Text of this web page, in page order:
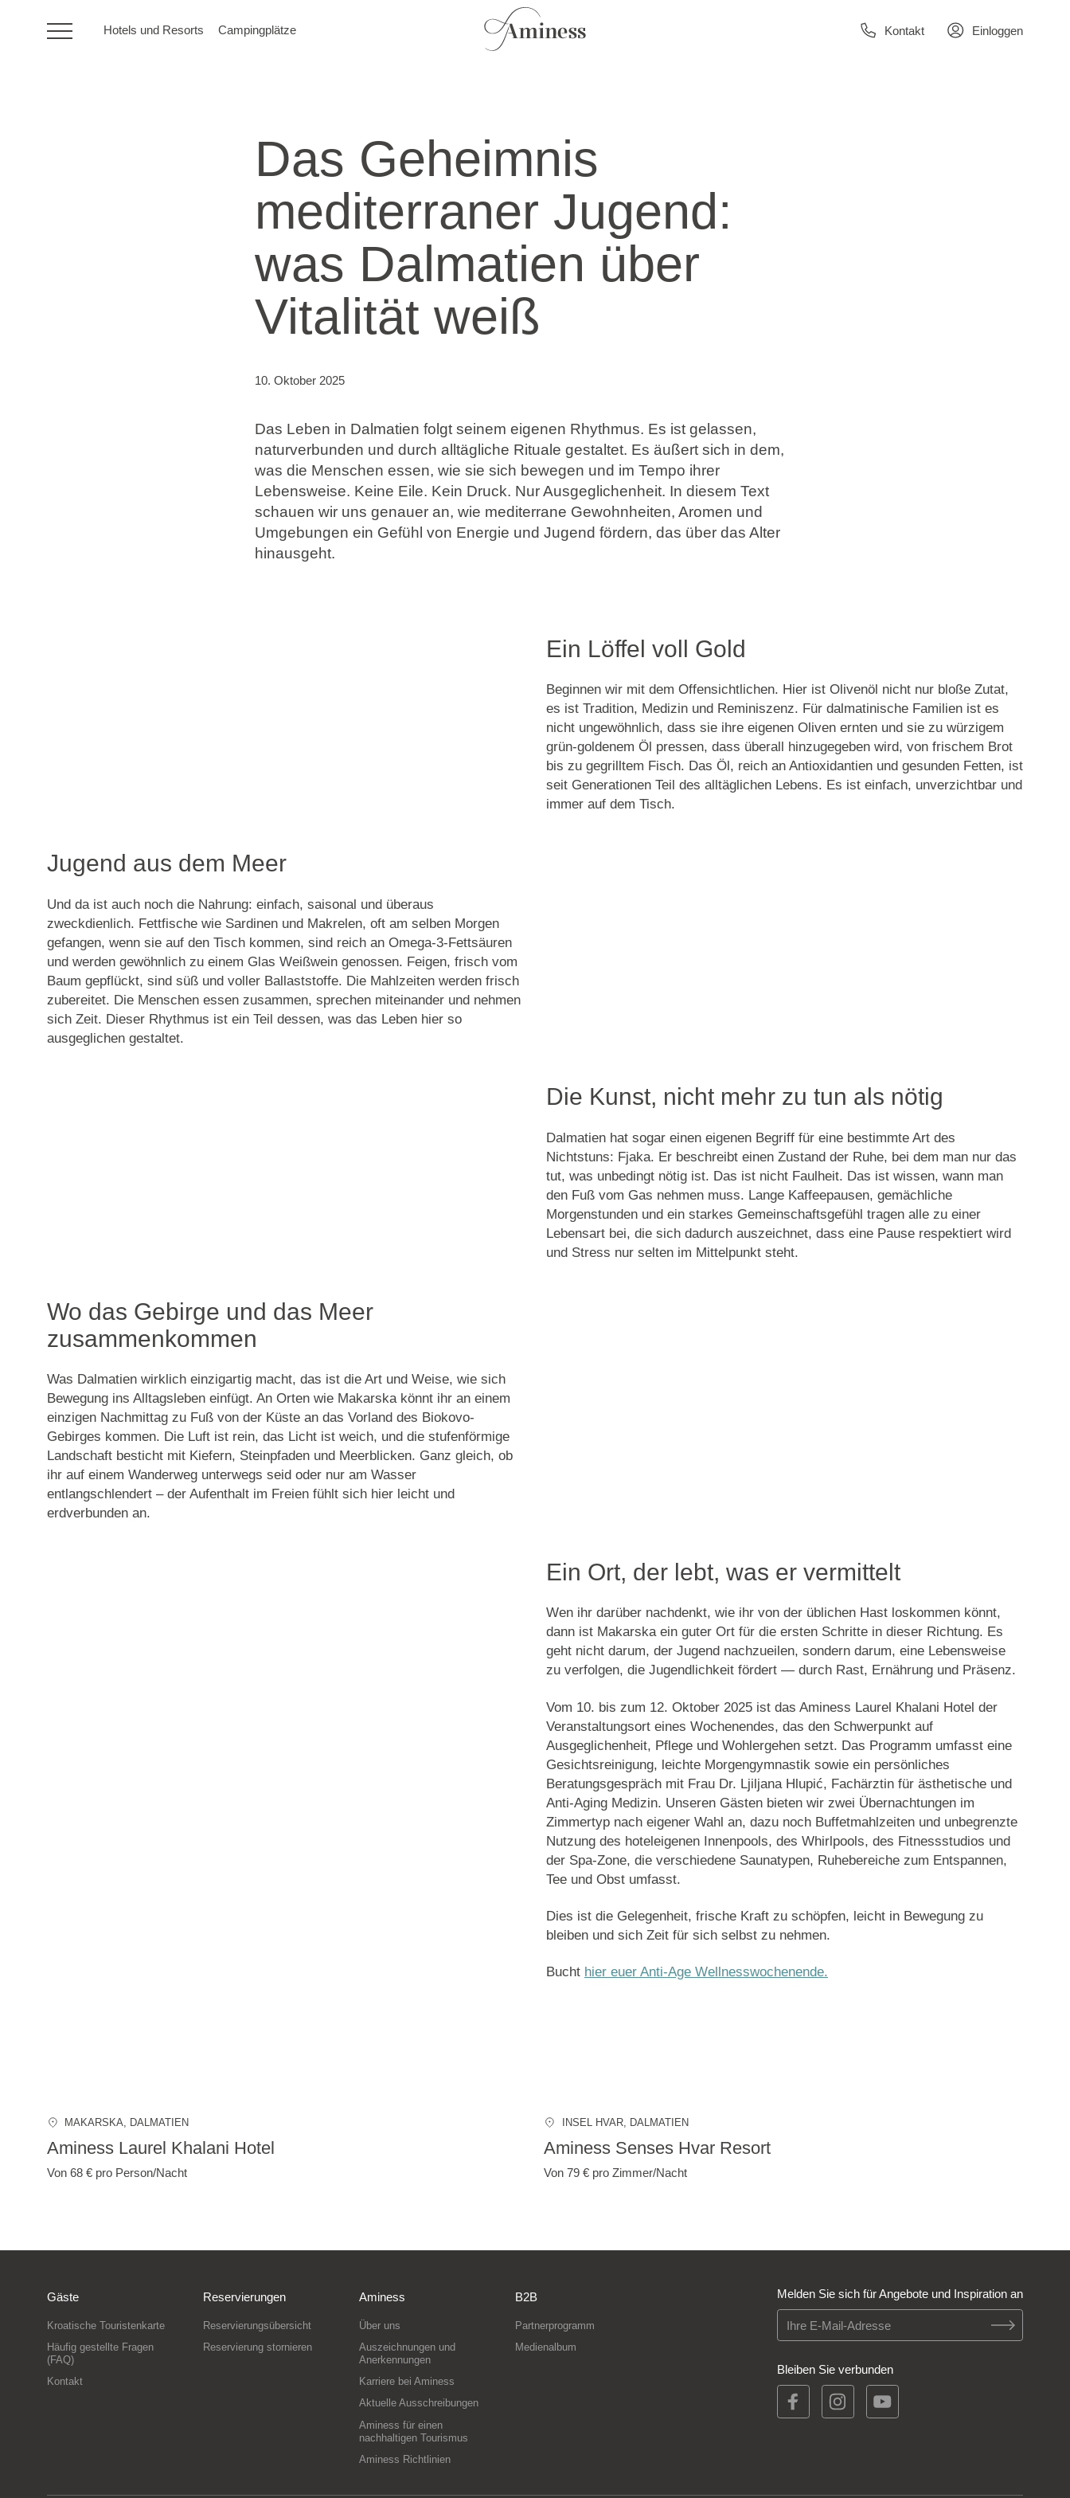
Hotels und Resorts Campingplätze Kontakt Einloggen
Das Geheimnis
mediterraner Jugend:
was Dalmatien über
Vitalität weiß
10. Oktober 2025
Das Leben in Dalmatien folgt seinem eigenen Rhythmus. Es ist gelassen,
naturverbunden und durch alltägliche Rituale gestaltet. Es äußert sich in dem,
was die Menschen essen, wie sie sich bewegen und im Tempo ihrer
Lebensweise. Keine Eile. Kein Druck. Nur Ausgeglichenheit. In diesem Text
schauen wir uns genauer an, wie mediterrane Gewohnheiten, Aromen und
Umgebungen ein Gefühl von Energie und Jugend fördern, das über das Alter
hinausgeht.
Ein Löffel voll Gold
Beginnen wir mit dem Offensichtlichen. Hier ist Olivenöl nicht nur bloße Zutat,
es ist Tradition, Medizin und Reminiszenz. Für dalmatinische Familien ist es
nicht ungewöhnlich, dass sie ihre eigenen Oliven ernten und sie zu würzigem
grün-goldenem Öl pressen, dass überall hinzugegeben wird, von frischem Brot
bis zu gegrilltem Fisch. Das Öl, reich an Antioxidantien und gesunden Fetten, ist
seit Generationen Teil des alltäglichen Lebens. Es ist einfach, unverzichtbar und
immer auf dem Tisch.
Jugend aus dem Meer
Und da ist auch noch die Nahrung: einfach, saisonal und überaus
zweckdienlich. Fettfische wie Sardinen und Makrelen, oft am selben Morgen
gefangen, wenn sie auf den Tisch kommen, sind reich an Omega-3-Fettsäuren
und werden gewöhnlich zu einem Glas Weißwein genossen. Feigen, frisch vom
Baum gepflückt, sind süß und voller Ballaststoffe. Die Mahlzeiten werden frisch
zubereitet. Die Menschen essen zusammen, sprechen miteinander und nehmen
sich Zeit. Dieser Rhythmus ist ein Teil dessen, was das Leben hier so
ausgeglichen gestaltet.
Die Kunst, nicht mehr zu tun als nötig
Dalmatien hat sogar einen eigenen Begriff für eine bestimmte Art des
Nichtstuns: Fjaka. Er beschreibt einen Zustand der Ruhe, bei dem man nur das
tut, was unbedingt nötig ist. Das ist nicht Faulheit. Das ist wissen, wann man
den Fuß vom Gas nehmen muss. Lange Kaffeepausen, gemächliche
Morgenstunden und ein starkes Gemeinschaftsgefühl tragen alle zu einer
Lebensart bei, die sich dadurch auszeichnet, dass eine Pause respektiert wird
und Stress nur selten im Mittelpunkt steht.
Wo das Gebirge und das Meer
zusammenkommen
Was Dalmatien wirklich einzigartig macht, das ist die Art und Weise, wie sich
Bewegung ins Alltagsleben einfügt. An Orten wie Makarska könnt ihr an einem
einzigen Nachmittag zu Fuß von der Küste an das Vorland des Biokovo-
Gebirges kommen. Die Luft ist rein, das Licht ist weich, und die stufenförmige
Landschaft besticht mit Kiefern, Steinpfaden und Meerblicken. Ganz gleich, ob
ihr auf einem Wanderweg unterwegs seid oder nur am Wasser
entlangschlendert – der Aufenthalt im Freien fühlt sich hier leicht und
erdverbunden an.
Ein Ort, der lebt, was er vermittelt
Wen ihr darüber nachdenkt, wie ihr von der üblichen Hast loskommen könnt,
dann ist Makarska ein guter Ort für die ersten Schritte in dieser Richtung. Es
geht nicht darum, der Jugend nachzueilen, sondern darum, eine Lebensweise
zu verfolgen, die Jugendlichkeit fördert — durch Rast, Ernährung und Präsenz.
Vom 10. bis zum 12. Oktober 2025 ist das Aminess Laurel Khalani Hotel der
Veranstaltungsort eines Wochenendes, das den Schwerpunkt auf
Ausgeglichenheit, Pflege und Wohlergehen setzt. Das Programm umfasst eine
Gesichtsreinigung, leichte Morgengymnastik sowie ein persönliches
Beratungsgespräch mit Frau Dr. Ljiljana Hlupić, Fachärztin für ästhetische und
Anti-Aging Medizin. Unseren Gästen bieten wir zwei Übernachtungen im
Zimmertyp nach eigener Wahl an, dazu noch Buffetmahlzeiten und unbegrenzte
Nutzung des hoteleigenen Innenpools, des Whirlpools, des Fitnessstudios und
der Spa-Zone, die verschiedene Saunatypen, Ruhebereiche zum Entspannen,
Tee und Obst umfasst.
Dies ist die Gelegenheit, frische Kraft zu schöpfen, leicht in Bewegung zu
bleiben und sich Zeit für sich selbst zu nehmen.
Bucht hier euer Anti-Age Wellnesswochenende.
MAKARSKA , DALMATIEN
Aminess Laurel Khalani Hotel
Von 68 € pro Person/Nacht
INSEL HVAR, DALMATIEN
Aminess Senses Hvar Resort
Von 79 € pro Zimmer/Nacht
Gäste
Kroatische Touristenkarte
Häufig gestellte Fragen
(FAQ)
Kontakt
Reservierungen
Reservierungsübersicht
Reservierung stornieren
Aminess
Über uns
Auszeichnungen und
Anerkennungen
Karriere bei Aminess
Aktuelle Ausschreibungen
Aminess für einen
nachhaltigen Tourismus
Aminess Richtlinien
B2B
Partnerprogramm
Medienalbum
Melden Sie sich für Angebote und Inspiration an
Bleiben Sie verbunden